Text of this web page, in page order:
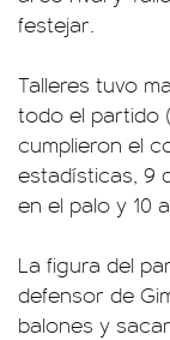
festejar.
Talleres tuvo
todo el partido
cumplieron el
estadísticas, 9
en el palo y 10
La figura del
defensor de
balones y